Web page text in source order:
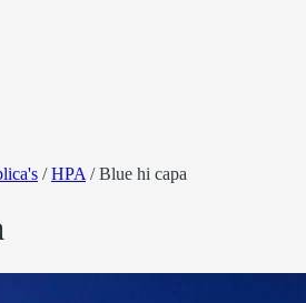
/HPA /Blue hi capa